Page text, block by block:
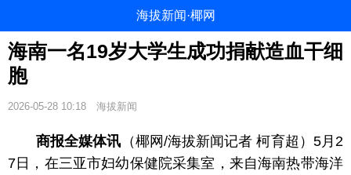
海拔新闻·椰网
海南一名19岁大学生成功捐献造血干细
胞
2026-05-28 10:18 海拔新闻
商报全媒体讯 （椰网/海拔新闻记者 柯育超）5月2
7日，在三亚市妇幼保健院采集室，来自海南热带海洋